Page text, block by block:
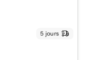
5 jours